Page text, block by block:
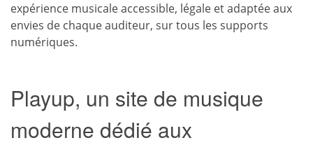
expérience musicale accessible, légale et adaptée aux
envies de chaque auditeur, sur tous les supports
numériques.
Playup, un site de musique
moderne dédié aux